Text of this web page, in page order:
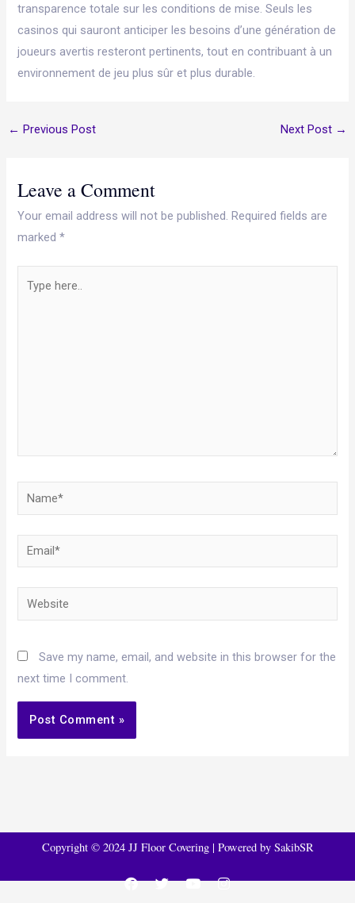
transparence totale sur les conditions de mise. Seuls les
casinos qui sauront anticiper les besoins d’une génération de
joueurs avertis resteront pertinents, tout en contribuant à un
environnement de jeu plus sûr et plus durable.
← Previous Post Next Post →
Leave a Comment
Your email address will not be published. Required fields are
marked*
Name*
Email*
Website
Save my name, email, and website in this browser for the
next time I comment.
Copyright © 2024 JJ Floor Covering | Powered by SakibSR
F
T
Y
I